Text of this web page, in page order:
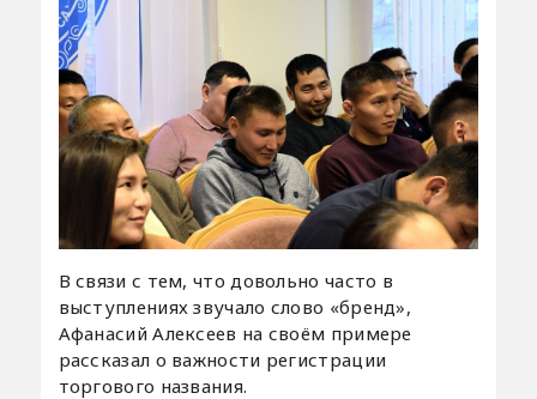
В связи с тем, что довольно часто в
выступлениях звучало слово «бренд»,
Афанасий Алексеев на своём примере
рассказал о важности регистрации
торгового названия.